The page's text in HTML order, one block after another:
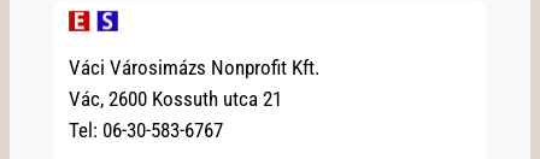
Váci Városimázs Nonprofit Kft.
Vác, 2600 Kossuth utca 21
Tel: 06-30-583-6767